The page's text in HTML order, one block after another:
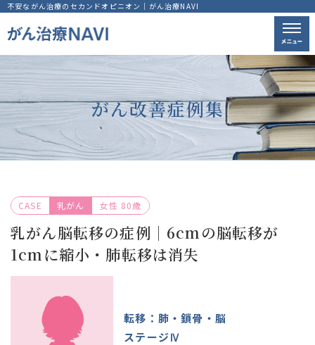
不安ながん治療のセカンドオピニオン｜がん治療NAVI
がん改善症例集
CASE 乳がん 女性 80歳
乳がん脳転移の症例｜6cmの脳転移が
1cmに縮小・肺転移は消失
転移：肺・鎖骨・脳
ステージⅣ